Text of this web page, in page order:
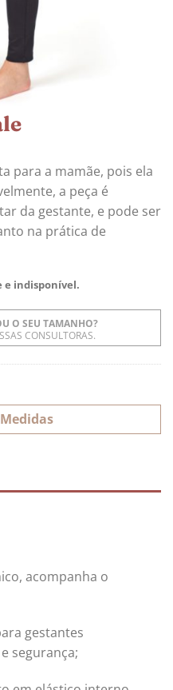
para a mamãe, pois ela
a peça é
da gestante, e pode ser
na prática de
e indisponível.
O SEU TAMANHO?
CONSULTORAS.
acompanha o
gestantes
segurança;